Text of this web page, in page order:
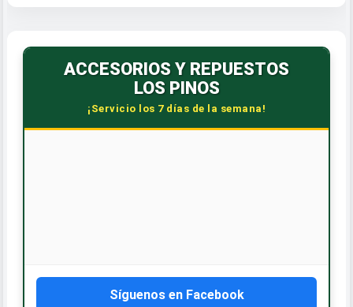
ACCESORIOS Y REPUESTOS
LOS PINOS
¡Servicio los 7 días de la semana!
Síguenos en Facebook